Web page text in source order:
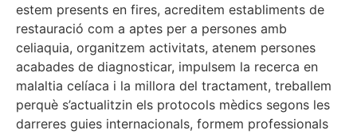
estem presents en fires, acreditem establiments de
restauració com a aptes per a persones amb
celiaquia, organitzem activitats, atenem persones
acabades de diagnosticar, impulsem la recerca en
malaltia celíaca i la millora del tractament, treballem
perquè s’actualitzin els protocols mèdics segons les
darreres guies internacionals, formem professionals